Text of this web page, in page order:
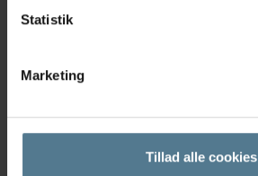
Statistik
Marketing
Tillad alle cookies
tages retur.
Negleklippekort 5-turs